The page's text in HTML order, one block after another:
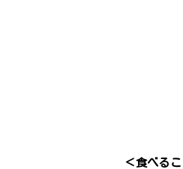
＜食べる